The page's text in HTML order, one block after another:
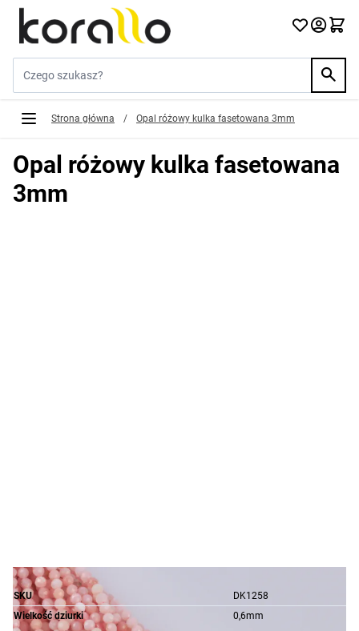
Przejdź do treści
Strona główna / Opal różowy kulka fasetowana 3mm
Opal różowy kulka fasetowana
3mm
SKU
DK1258
Wielkość dziurki
0,6mm